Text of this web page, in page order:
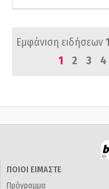
Εμφάνιση ειδήσεων
1
2 3 4
ΠΟΙΟΙ ΕΙΜΑΣΤΕ
Πρόγραμμα